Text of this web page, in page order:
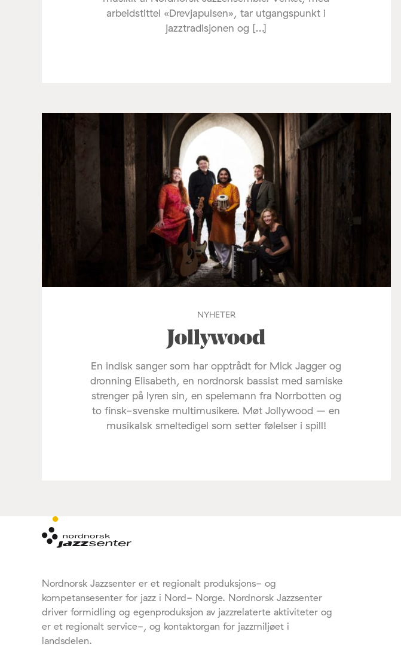
arbeidstittel «Drevjapulsen», tar utgangspunkt i
jazztradisjonen og […]
NYHETER
Jollywood
En indisk sanger som har opptrådt for Mick Jagger og
dronning Elisabeth, en nordnorsk bassist med samiske
strenger på lyren sin, en spelemann fra Norrbotten og
to finsk-svenske multimusikere. Møt Jollywood – en
musikalsk smeltedigel som setter følelser i spill!
Nordnorsk Jazzsenter er et regionalt produksjons- og
kompetansesenter for jazz i Nord- Norge. Nordnorsk Jazzsenter
driver formidling og egenproduksjon av jazzrelaterte aktiviteter og
er et regionalt service-, og kontaktorgan for jazzmiljøet i
landsdelen.